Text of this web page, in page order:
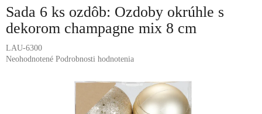
Sada 6 ks ozdôb: Ozdoby okrúhle s
dekorom champagne mix 8 cm
LAU-6300
Priemerné
Neohodnotené Podrobnosti hodnotenia